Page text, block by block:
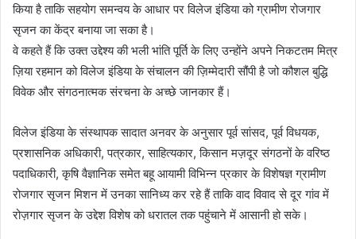
किया है ताकि सहयोग समन्वय के आधार पर विलेज इंडिया को ग्रामीण रोजगार
सृजन का केंद्र बनाया जा सका है।
वे कहते हैं कि उक्त उद्देश्य की भली भांति पूर्ति के लिए उन्होंने अपने निकटतम मित्र
ज़िया रहमान को विलेज इंडिया के संचालन की ज़िम्मेदारी सौंपी है जो कौशल बुद्धि
विवेक और संगठनात्मक संरचना के अच्छे जानकार हैं।
विलेज इंडिया के संस्थापक सादात अनवर के अनुसार पूर्व सांसद, पूर्व विधयक,
प्रशासनिक अधिकारी, पत्रकार, साहित्यकार, किसान मज़दूर संगठनों के वरिष्ठ
पदाधिकारी, कृषि वैज्ञानिक समेत बहू आयामी विभिन्न प्रकार के विशेषज्ञ ग्रामीण
रोजगार सृजन मिशन में उनका सानिध्य कर रहे हैं ताकि वाद विवाद से दूर गांव में
रोज़गार सृजन के उद्देश विशेष को धरातल तक पहुंचाने में आसानी हो सके।